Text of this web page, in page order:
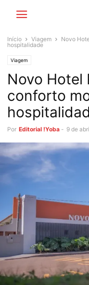
Início Viagem
Novo
hospitalidade
Viagem
Novo Hotel
conforto
Por Editorial !Yoba - 9 de